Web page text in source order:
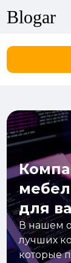
Blogar
для
В нашем
лучших
которые